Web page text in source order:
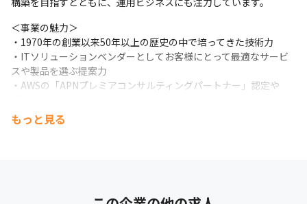
＜事業の魅力＞
・1970年の創業以来50年以上の歴史の中で培ってきた技術力
・ITソリューションベンダーとしてお客様にとって最適なサービ
スや製品を選ぶ提案力
・AWSの「APNプレミアコンサルティングパートナー」認定や
ど、多方面から評価を得ている
もっと見る